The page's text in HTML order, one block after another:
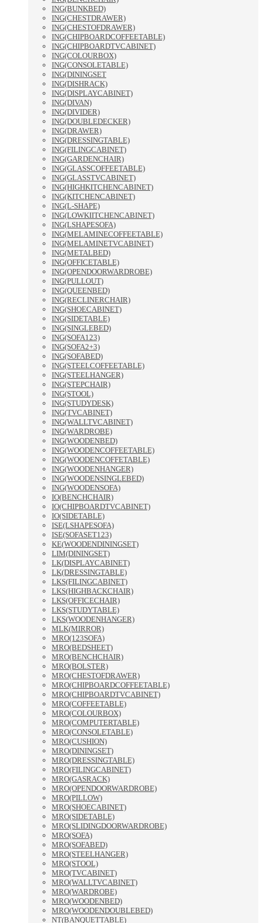
ING(BUNKBED)
ING(CHESTDRAWER)
ING(CHESTOFDRAWER)
ING(CHIPBOARDCOFFEETABLE)
ING(CHIPBOARDTVCABINET)
ING(COLOURBOX)
ING(CONSOLETABLE)
ING(DININGSET
ING(DISHRACK)
ING(DISPLAYCABINET)
ING(DIVAN)
ING(DIVIDER)
ING(DOUBLEDECKER)
ING(DRAWER)
ING(DRESSINGTABLE)
ING(FILINGCABINET)
ING(GARDENCHAIR)
ING(GLASSCOFFEETABLE)
ING(GLASSTVCABINET)
ING(HIGHKITCHENCABINET)
ING(KITCHENCABINET)
ING(L-SHAPE)
ING(LOWKIITCHENCABINET)
ING(LSHAPESOFA)
ING(MELAMINECOFFEETABLE)
ING(MELAMINETVCABINET)
ING(METALBED)
ING(OFFICETABLE)
ING(OPENDOORWARDROBE)
ING(PULLOUT)
ING(QUEENBED)
ING(RECLINERCHAIR)
ING(SHOECABINET)
ING(SIDETABLE)
ING(SINGLEBED)
ING(SOFA123)
ING(SOFA2+3)
ING(SOFABED)
ING(STEELCOFFEETABLE)
ING(STEELHANGER)
ING(STEPCHAIR)
ING(STOOL)
ING(STUDYDESK)
ING(TVCABINET)
ING(WALLTVCABINET)
ING(WARDROBE)
ING(WOODENBED)
ING(WOODENCOFFEETABLE)
ING(WOODENCOFFETABLE)
ING(WOODENHANGER)
ING(WOODENSINGLEBED)
ING(WOODENSOFA)
IO(BENCHCHAIR)
IO(CHIPBOARDTVCABINET)
IO(SIDETABLE)
ISE(LSHAPESOFA)
ISE(SOFASET123)
KE(WOODENDININGSET)
LIM(DININGSET)
LK(DISPLAYCABINET)
LK(DRESSINGTABLE)
LKS(FILINGCABINET)
LKS(HIGHBACKCHAIR)
LKS(OFFICECHAIR)
LKS(STUDYTABLE)
LKS(WOODENHANGER)
MLK(MIRROR)
MRO(123SOFA)
MRO(BEDSHEET)
MRO(BENCHCHAIR)
MRO(BOLSTER)
MRO(CHESTOFDRAWER)
MRO(CHIPBOARDCOFFEETABLE)
MRO(CHIPBOARDTVCABINET)
MRO(COFFEETABLE)
MRO(COLOURBOX)
MRO(COMPUTERTABLE)
MRO(CONSOLETABLE)
MRO(CUSHION)
MRO(DININGSET)
MRO(DRESSINGTABLE)
MRO(FILINGCABINET)
MRO(GASRACK)
MRO(OPENDOORWARDROBE)
MRO(PILLOW)
MRO(SHOECABINET)
MRO(SIDETABLE)
MRO(SLIDINGDOORWARDROBE)
MRO(SOFA)
MRO(SOFABED)
MRO(STEELHANGER)
MRO(STOOL)
MRO(TVCABINET)
MRO(WALLTVCABINET)
MRO(WARDROBE)
MRO(WOODENBED)
MRO(WOODENDOUBLEBED)
NT(BANQUETTABLE)